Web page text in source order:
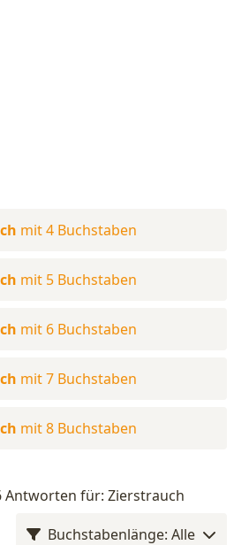
mit 4 Buchstaben
mit 5 Buchstaben
mit 6 Buchstaben
mit 7 Buchstaben
mit 8 Buchstaben
Antworten für: Zierstrauch
Buchstabenlänge: Alle